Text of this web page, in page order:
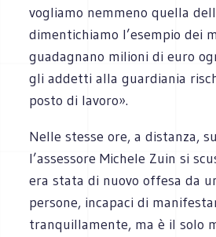
vogliamo nemmeno quella
dimentichiamo l’esempio dei
guadagnano milioni di euro
gli addetti alla guardiania
posto di lavoro».
Nelle stesse ore, a distanza,
l’assessore Michele Zuin si
era stata di nuovo offesa da
persone, incapaci di
tranquillamente, ma è il solo